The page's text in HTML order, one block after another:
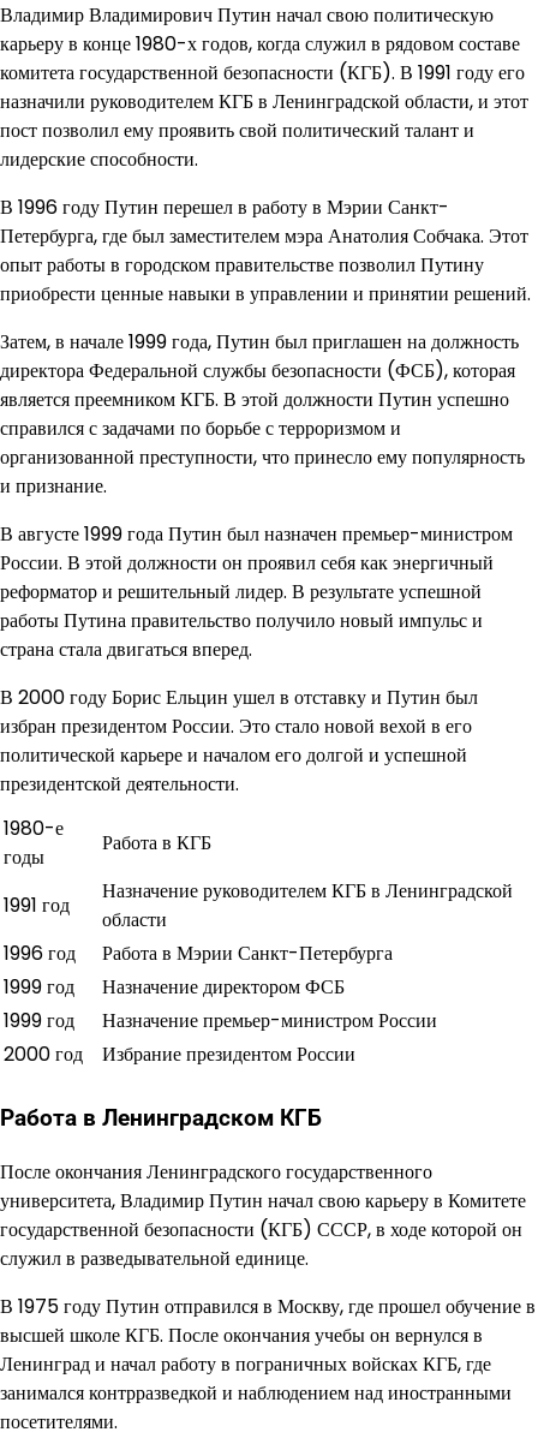
Владимир Владимирович Путин начал свою политическую
карьеру в конце 1980-х годов, когда служил в рядовом составе
комитета государственной безопасности (КГБ). В 1991 году его
назначили руководителем КГБ в Ленинградской области, и этот
пост позволил ему проявить свой политический талант и
лидерские способности.
В 1996 году Путин перешел в работу в Мэрии Санкт-
Петербурга, где был заместителем мэра Анатолия Собчака. Этот
опыт работы в городском правительстве позволил Путину
приобрести ценные навыки в управлении и принятии решений.
Затем, в начале 1999 года, Путин был приглашен на должность
директора Федеральной службы безопасности (ФСБ), которая
является преемником КГБ. В этой должности Путин успешно
справился с задачами по борьбе с терроризмом и
организованной преступности, что принесло ему популярность
и признание.
В августе 1999 года Путин был назначен премьер-министром
России. В этой должности он проявил себя как энергичный
реформатор и решительный лидер. В результате успешной
работы Путина правительство получило новый импульс и
страна стала двигаться вперед.
В 2000 году Борис Ельцин ушел в отставку и Путин был
избран президентом России. Это стало новой вехой в его
политической карьере и началом его долгой и успешной
президентской деятельности.
1980-е
годы
Работа в КГБ
1991 год
Назначение руководителем КГБ в Ленинградской
области
1996 год
Работа в Мэрии Санкт-Петербурга
1999 год
Назначение директором ФСБ
1999 год
Назначение премьер-министром России
2000 год
Избрание президентом России
Работа в Ленинградском КГБ
После окончания Ленинградского государственного
университета, Владимир Путин начал свою карьеру в Комитете
государственной безопасности (КГБ) СССР, в ходе которой он
служил в разведывательной единице.
В 1975 году Путин отправился в Москву, где прошел обучение в
высшей школе КГБ. После окончания учебы он вернулся в
Ленинград и начал работу в пограничных войсках КГБ, где
занимался контрразведкой и наблюдением над иностранными
посетителями.